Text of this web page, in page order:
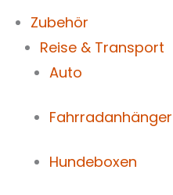
Zubehör
Reise & Transport
Auto
Fahrradanhänger
Hundeboxen